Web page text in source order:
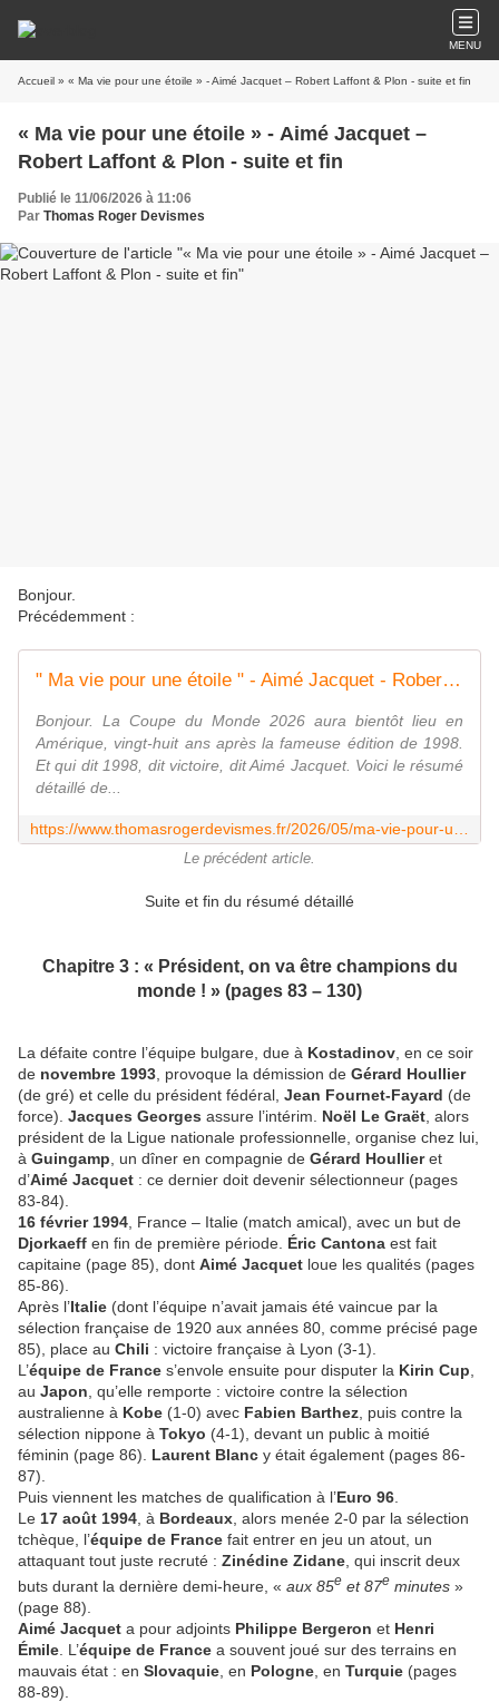
MENU
Accueil » « Ma vie pour une étoile » - Aimé Jacquet – Robert Laffont & Plon - suite et fin
« Ma vie pour une étoile » - Aimé Jacquet –
Robert Laffont & Plon - suite et fin
Publié le 11/06/2026 à 11:06
Par Thomas Roger Devismes
Bonjour.
Précédemment :
" Ma vie pour une étoile " - Aimé Jacquet - Robert Laffont &amp; Plon - Les écrits d'un poète français
Bonjour. La Coupe du Monde 2026 aura bientôt lieu en
Amérique, vingt-huit ans après la fameuse édition de 1998.
Et qui dit 1998, dit victoire, dit Aimé Jacquet. Voici le résumé
détaillé de...
Le précédent article.
Suite et fin du résumé détaillé
Chapitre 3 : « Président, on va être champions du
monde ! » (pages 83 – 130)
La défaite contre l’équipe bulgare, due à Kostadinov , en ce soir
de novembre 1993 , provoque la démission de Gérard Houllier
(de gré) et celle du président fédéral, Jean Fournet-Fayard (de
force). Jacques Georges assure l’intérim. Noël Le Graët , alors
président de la Ligue nationale professionnelle, organise chez lui,
à Guingamp , un dîner en compagnie de Gérard Houllieret
d’Aimé Jacquet : ce dernier doit devenir sélectionneur (pages
83-84).
16 février 1994 , France – Italie (match amical), avec un but de
Djorkaeff en fin de première période. Éric Cantona est fait
capitaine (page 85), dont Aimé Jacquet loue les qualités (pages
85-86).
Après l’Italie (dont l’équipe n’avait jamais été vaincue par la
sélection française de 1920 aux années 80, comme précisé page
85), place au Chili : victoire française à Lyon (3-1).
L’équipe de France s’envole ensuite pour disputer la Kirin Cup
au Japon , qu’elle remporte : victoire contre la sélection
australienne à Kobe (1-0) avec Fabien Barthez , puis contre la
sélection nippone à Tokyo (4-1), devant un public à moitié
féminin (page 86). Laurent Blanc y était également (pages 86-
87).
Puis viennent les matches de qualification à l’Euro 96
Le 17 août 1994 , à Bordeaux , alors menée 2-0 par la sélection
tchèque, l’équipe de France fait entrer en jeu un atout, un
attaquant tout juste recruté : Zinédine Zidane , qui inscrit deux
buts durant la dernière demi-heure, « aux 85e et 87e minutes »
(page 88).
Aimé Jacquet a pour adjoints Philippe Bergeron et Henri
Émile . L’équipe de France a souvent joué sur des terrains en
mauvais état : en Slovaquie , en Pologne , en Turquie (pages
88-89).